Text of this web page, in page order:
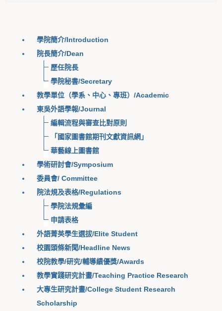
學院簡介/Introduction
院長簡介/Dean
歷任院長
學院秘書/Secretary
教學單位（學系、中心、專班）/Academic
東吳外語學報/Journal
編輯流程與審查比對原則
「國家圖書館期刊文獻資訊網」
華藝線上圖書館
學術研討會/Symposium
委員會/ Committee
院法規及表格/Regulations
學院法規彙編
申請表格
外語菁英學生選拔/Elite Student
校園頭條新聞/Headline News
校院教學/研究/輔導績優獎/Awards
教學實踐研究計畫/Teaching Practice Research
大專生研究計畫/College Student Research
Scholarship